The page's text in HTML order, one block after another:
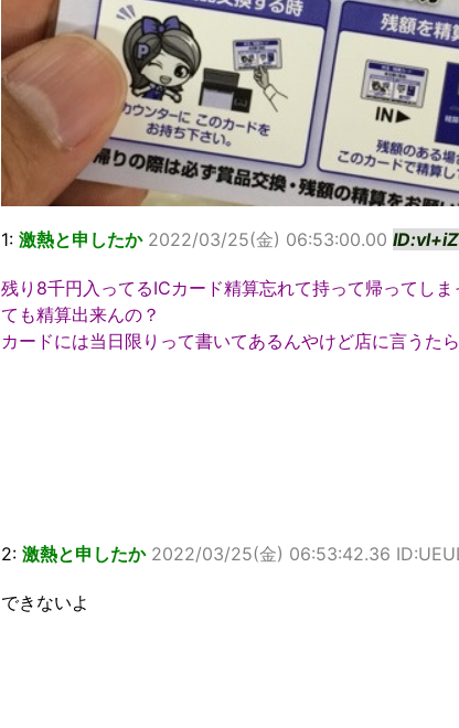
1: 激熱と申したか 2022/03/25(金) 06:53:00.00
残り8千円入ってるICカード精算忘れて持って帰ってし
ても精算出来んの？
カードには当日限りって書いてあるんやけど店に言うた
2: 激熱と申したか 2022/03/25(金) 06:53:42.36
できないよ